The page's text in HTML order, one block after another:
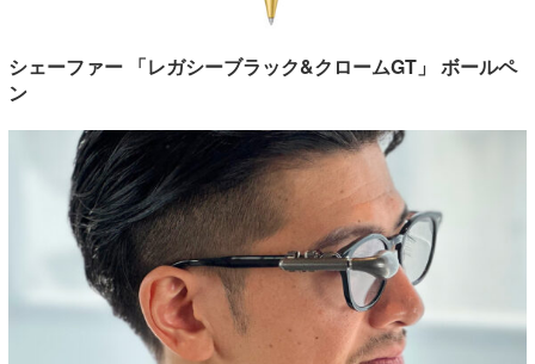
シェーファー 「レガシーブラック&クロームGT」 ボールペ
ン